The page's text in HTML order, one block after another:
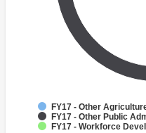
FY17 - Other
FY17 - Other Public
FY17 - Workforce